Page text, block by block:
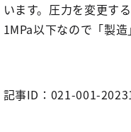
います。圧力を変更す
1MPa以下なので「製造
記事ID：021-001-